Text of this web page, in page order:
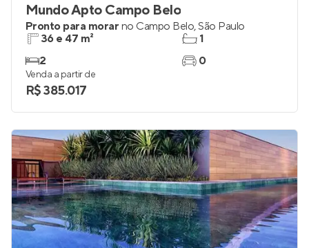
Mundo Apto Campo Belo
Pronto para morar no Campo Belo,São Paulo
36 e 47 m²
2
1
0
Venda a partir de
R$ 385.017